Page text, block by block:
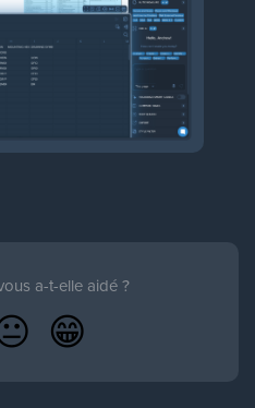
a-t-elle aidé ?
😁